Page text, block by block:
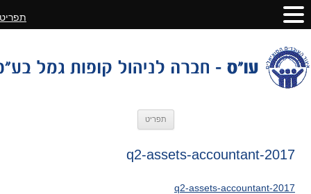
תפריט
2017-q2-assets-accountant
2017-q2-assets-accountant
תפריט